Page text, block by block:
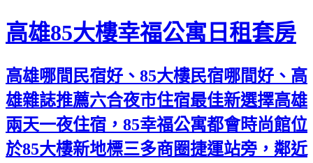
高雄85大樓幸福公寓日租套房
高雄哪間民宿好、85大樓民宿哪間好、高
雄雜誌推薦六合夜市住宿最佳新選擇高雄
兩天一夜住宿，85幸福公寓都會時尚館位
於85大樓新地標三多商圈捷運站旁，鄰近